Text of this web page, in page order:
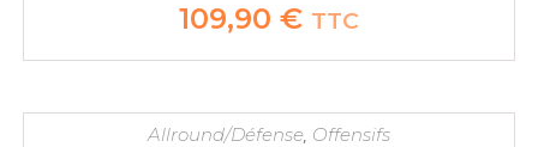
109,90 € TTC
Allround/Défense Offensifs